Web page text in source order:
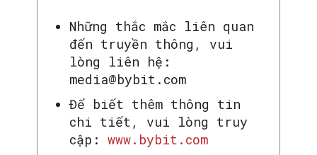
SEARCH...
Những thắc mắc liên quan
đến truyền thông, vui
lòng liên hệ:
media@bybit.com
Để biết thêm thông tin
chi tiết, vui lòng truy
cập: www.bybit.com